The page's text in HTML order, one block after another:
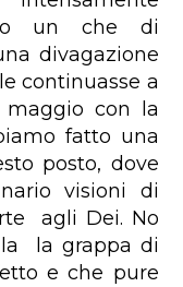
un che di
divagazione
continuasse a
maggio con la
fatto una
posto, dove
visioni di
agli Dei. No
la la grappa di
e che pure